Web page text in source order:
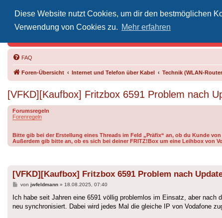
Diese Website nutzt Cookies, um dir den bestmöglichen
Verwendung von Cookies zu. Mehr erfahren
FAQ
Foren-Übersicht Internet und Telefon über Kabel Technik (WLAN-
[VFKD][Kaufbox] Fritzbox 6591 Problem nach
Forumsregeln
Forenregeln
Bitte gib bei der Erstellung eines Threads im Feld „Präfix“ an, ob du Kunde
Außerdem gib bitte an, ob es sich bei deiner FRITZ!Box um eine Leihbox von
[VFKD][Kaufbox] Fritzbox 6591 Problem nach
Beitrag
von jwfeldmann» 18.08.2025, 07:40
Ich habe seit Jahren eine 6591 völlig problemlos im Einsatz, aber
neu synchronisiert. Dabei wird jedes Mal die gleiche IP von Vodafone